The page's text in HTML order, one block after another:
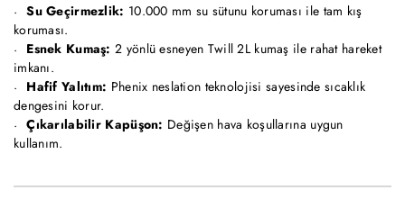
Su Geçirmezlik: 10.000 mm su sütunu koruması ile tam kış
koruması.
Esnek Kumaş: 2 yönlü esneyen Twill 2L kumaş ile rahat hareket
imkanı.
Hafif Yalıtım: Phenix neslation teknolojisi sayesinde sıcaklık
dengesini korur.
Çıkarılabilir Kapüşon: Değişen hava koşullarına uygun
kullanım.